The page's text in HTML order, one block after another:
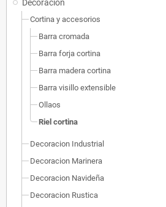
Decoracion
Cortina y accesorios
Barra cromada
Barra forja cortina
Barra madera cortina
Barra visillo extensible
Ollaos
Riel cortina
Decoracion Industrial
Decoracion Marinera
Decoracion Navideña
Decoracion Rustica